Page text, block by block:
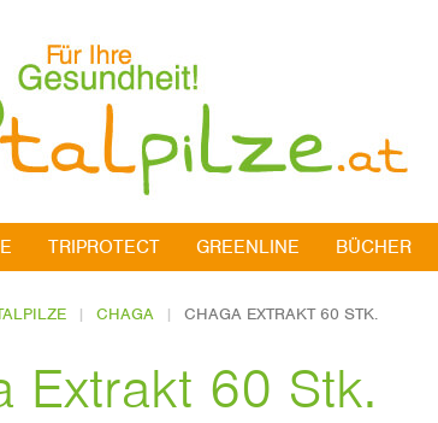
TRIPROTECT GREENLINE BÜCHER
CHAGA CHAGA EXTRAKT 60 STK.
Extrakt 60 Stk.